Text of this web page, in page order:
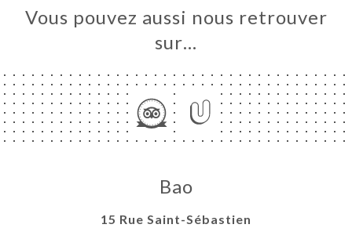
Vous pouvez aussi nous retrouver
sur…
Bao
15 Rue Saint-Sébastien